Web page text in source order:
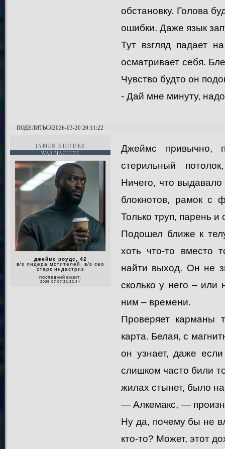
обстановку. Голова
ошибки. Даже язык
Тут взгляд падает
осматривает себя.
Чувство будто он
- Дай мне минуту,
ПОДЕЛИТЬСЯ2026-03-20 20:11:22
JAMES RHODES
WAR MACHINE
джеймс роудс, 42
в/з лидера мстителей, в/з сео
старк индастриз
ПОСЛЕДНИЙ ВИЗИТ:
2026-07-07 21:32:44
Джеймс привычно,
стерильный
Ничего, что
блокнотов, рамок с
Только труп, парень и
Подошел ближе к
хоть что-то вместо
найти выход. Он не
сколько у него – или
ним – времени.
Проверяет карманы
карта. Белая, с
он узнает, даже
слишком часто били
жилах стынет, было
— Алкемакс, —
Ну да, почему бы не
кто-то? Может, этот